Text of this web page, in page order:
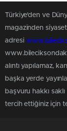
Türkiye'den ve
magazinden
adresi
alıntı yapılamaz,
başka yerde
başvuru hakkı
tercih ettiğiniz için